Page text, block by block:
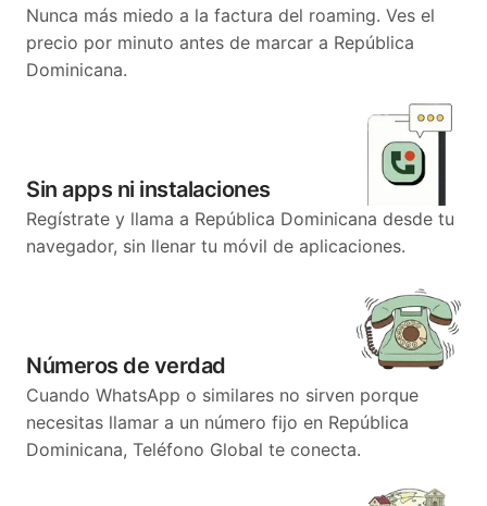
Nunca más miedo a la factura del roaming. Ves el
precio por minuto antes de marcar a República
Dominicana.
Sin apps ni instalaciones
Regístrate y llama a República Dominicana desde tu
navegador, sin llenar tu móvil de aplicaciones.
Números de verdad
Cuando WhatsApp o similares no sirven porque
necesitas llamar a un número fijo en República
Dominicana, Teléfono Global te conecta.